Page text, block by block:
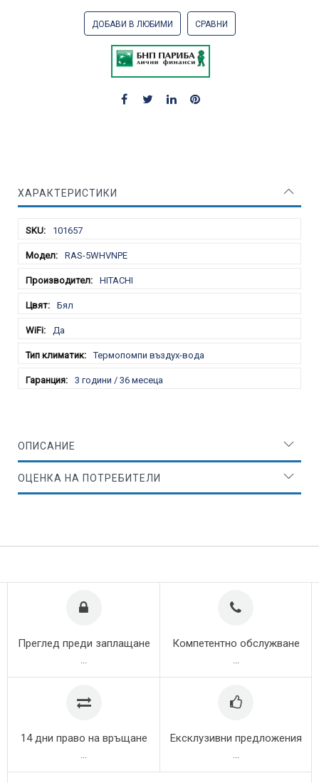
ДОБАВИ В ЛЮБИМИ СРАВНИ
ХАРАКТЕРИСТИКИ
101657
RAS-5WHVNPE
HITACHI
Бял
Да
Термопомпи въздух-вода
3 години / 36 месеца
ОПИСАНИЕ
ОЦЕНКА НА ПОТРЕБИТЕЛИ
Преглед преди заплащане Компетентно обслужване
14 дни право на връщане Ексклузивни предложения